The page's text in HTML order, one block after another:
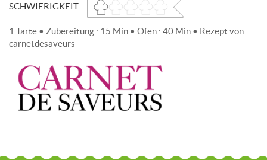
SCHWIERIGKEIT
1 Tarte • Zubereitung : 15 Min • Ofen : 40 Min • Rezept von
carnetdesaveurs